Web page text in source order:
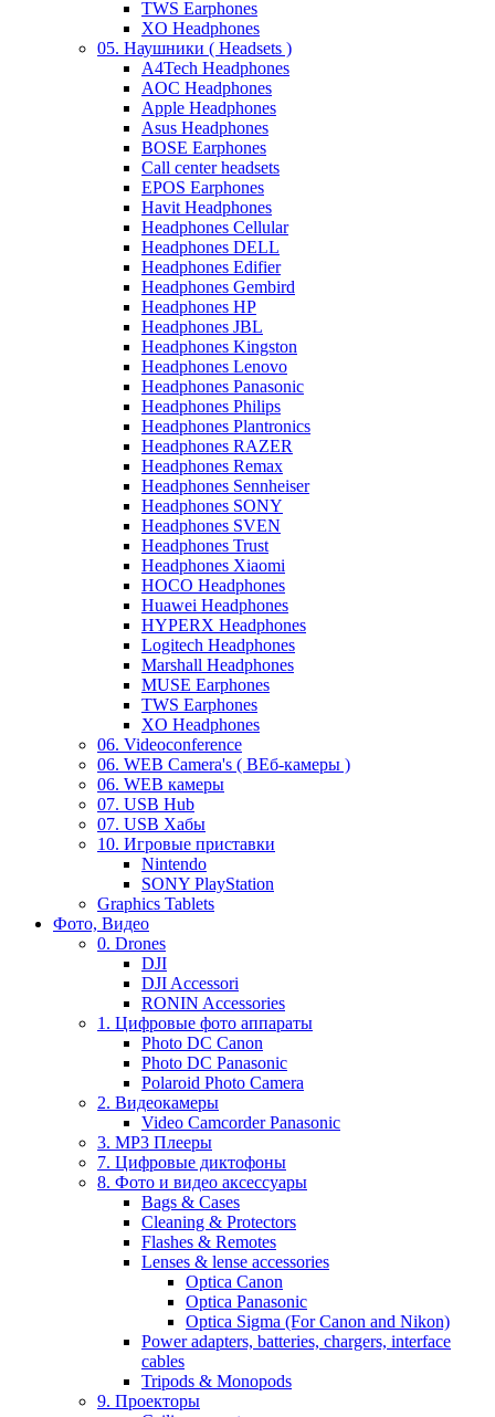
TWS Earphones
XO Headphones
05. Наушники ( Headsets )
A4Tech Headphones
AOC Headphones
Apple Headphones
Asus Headphones
BOSE Earphones
Call center headsets
EPOS Earphones
Havit Headphones
Headphones Cellular
Headphones DELL
Headphones Edifier
Headphones Gembird
Headphones HP
Headphones JBL
Headphones Kingston
Headphones Lenovo
Headphones Panasonic
Headphones Philips
Headphones Plantronics
Headphones RAZER
Headphones Remax
Headphones Sennheiser
Headphones SONY
Headphones SVEN
Headphones Trust
Headphones Xiaomi
HOCO Headphones
Huawei Headphones
HYPERX Headphones
Logitech Headphones
Marshall Headphones
MUSE Earphones
TWS Earphones
XO Headphones
06. Videoconference
06. WEB Camera's ( ВЕб-камеры )
06. WEB камеры
07. USB Hub
07. USB Хабы
10. Игровые приставки
Nintendo
SONY PlayStation
Graphics Tablets
Фото, Видео
0. Drones
DJI
DJI Accessori
RONIN Accessories
1. Цифровые фото аппараты
Photo DC Canon
Photo DC Panasonic
Polaroid Photo Camera
2. Видеокамеры
Video Camcorder Panasonic
3. MP3 Плееры
7. Цифровые диктофоны
8. Фото и видео аксессуары
Bags & Cases
Cleaning & Protectors
Flashes & Remotes
Lenses & lense accessories
Optica Canon
Optica Panasonic
Optica Sigma (For Canon and Nikon)
Power adapters, batteries, chargers, interface
cables
Tripods & Monopods
9. Проекторы